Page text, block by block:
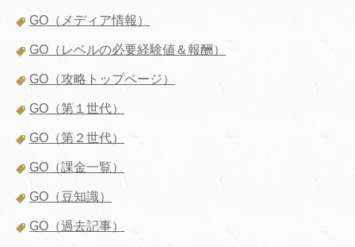
GO（メディア情報）
GO（レベルの必要経験値＆報酬）
GO（攻略トップページ）
GO（第１世代）
GO（第２世代）
GO（課金一覧）
GO（豆知識）
GO（過去記事）